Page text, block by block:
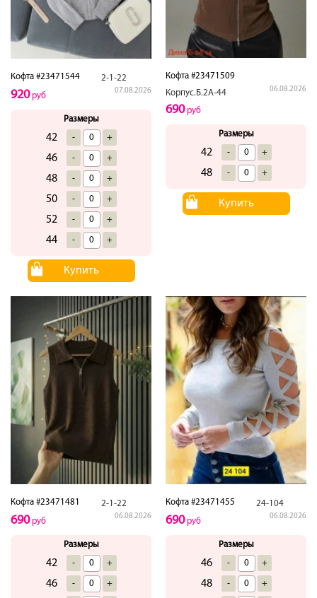
Кофта #23471544 2-1-22
07.08.2026
920руб
Размеры
42 - +
46 - +
48 - +
50 - +
52 - +
44 - +
Купить
Кофта #23471509
Корпус.Б.2А-44
06.08.2026
690руб
Размеры
42 - +
48 - +
Купить
Кофта #23471481 2-1-22
06.08.2026
690руб
Размеры
42 - +
46 - +
Кофта #23471455 24-104
06.08.2026
690руб
Размеры
46 - +
48 - +